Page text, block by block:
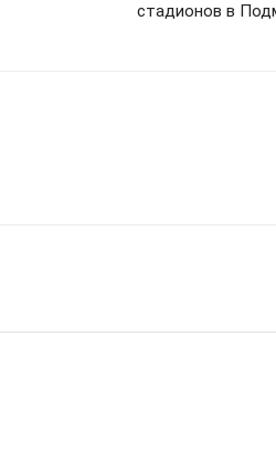
стадионов в